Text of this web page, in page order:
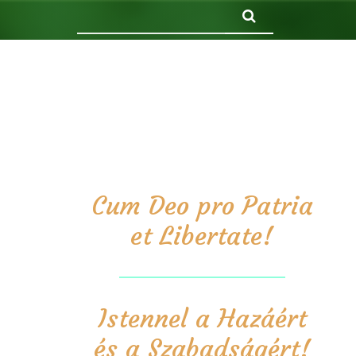
Cum Deo pro Patria
et Libertate!
Istennel a Hazáért
és a Szabadságért!